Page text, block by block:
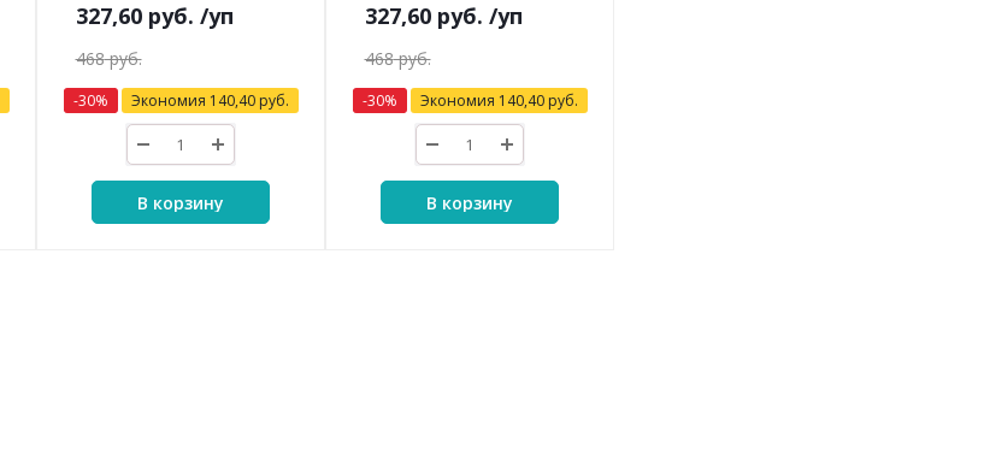
327,60руб. /уп
468руб.
-30% Экономия 140,40руб.
В корзину
327,60руб. /уп
468руб.
-30% Экономия 140,40руб.
В корзину